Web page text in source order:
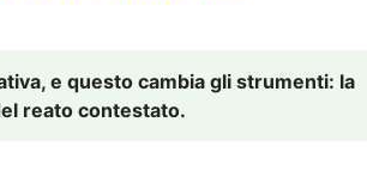
e questo cambia gli strumenti: la
reato contestato.